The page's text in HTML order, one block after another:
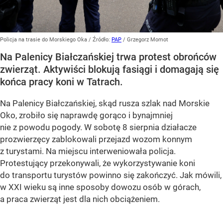
Policja na trasie do Morskiego Oka / Źródło: PAP / Grzegorz Momot
Na Palenicy Białczańskiej trwa protest obrońców
zwierząt. Aktywiści blokują fasiągi i domagają się
końca pracy koni w Tatrach.
Na Palenicy Białczańskiej, skąd rusza szlak nad Morskie
Oko, zrobiło się naprawdę gorąco i bynajmniej
nie z powodu pogody. W sobotę 8 sierpnia działacze
prozwierzęcy zablokowali przejazd wozom konnym
z turystami. Na miejscu interweniowała policja.
Protestujący przekonywali, że wykorzystywanie koni
do transportu turystów powinno się zakończyć. Jak mówili,
w XXI wieku są inne sposoby dowozu osób w górach,
a praca zwierząt jest dla nich obciążeniem.